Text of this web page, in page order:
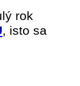
rok
, isto sa